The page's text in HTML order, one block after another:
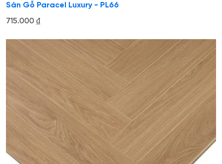
Sàn Gỗ Paracel Luxury - PL66
715.000 ₫